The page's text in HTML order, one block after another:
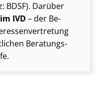
BDSF). Darüber
IVD – der Be­
Beratungs-